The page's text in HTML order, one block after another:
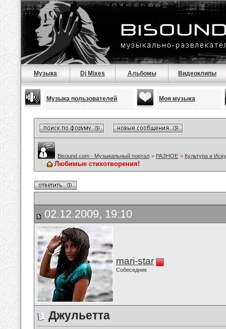
Музыка Dj Mixes Альбомы Видеоклипы
Музыка пользователей Моя музыка
Bisound.com - Музыкальный портал > РАЗНОЕ > Культура и
Любимые стихотворения!
02.12.2009, 19:10
mari-star
Собеседник
Джульетта